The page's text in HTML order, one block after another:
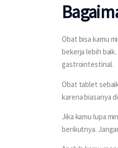
Obat bisa kamu
bekerja lebih
gastrointestinal.
Obat tablet
karena biasanya
Jika kamu lupa
berikutnya.